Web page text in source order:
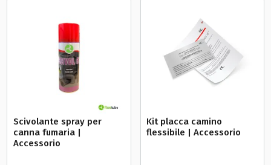
Scivolante spray per
canna fumaria |
Accessorio
Kit placca camino
flessibile | Accessorio